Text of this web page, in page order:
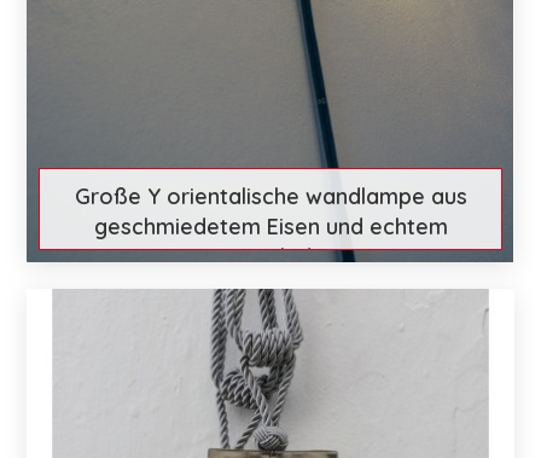
Große Y orientalische wandlampe aus
geschmiedetem Eisen und echtem
Ziegenleder
€ 108 Mehr entdecken